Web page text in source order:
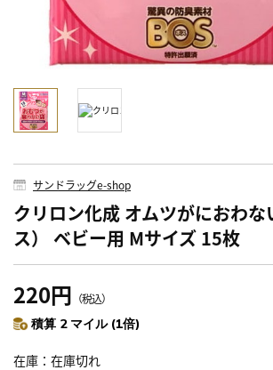
サンドラッグe-shop
クリロン化成 オムツがにおわな
ス） ベビー用 Mサイズ 15枚
220円 （税込）
積算 2 マイル (1倍)
在庫 在庫切れ